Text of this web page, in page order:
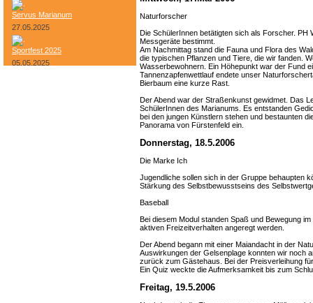
Servus Marianum
27.05.2025
Sportfest 2025
05.05.2025
Naturforscher
Die SchülerInnen betätigten sich als Forscher.
Messgeräte bestimmt.
Am Nachmittag stand die Fauna und Flora des
die typischen Pflanzen und Tiere, die wir fanden.
Wasserbewohnern. Ein Höhepunkt war der Fund
Tannenzapfenwettlauf endete unser
Bierbaum eine kurze Rast.
Der Abend war der Straßenkunst gewidmet. Das
SchülerInnen des Marianums. Es entstanden
bei den jungen Künstlern stehen und bestaunten
Panorama von Fürstenfeld ein.
Donnerstag, 18.5.2006
Die Marke Ich
Jugendliche sollen sich in der Gruppe behaupten
Stärkung des Selbstbewusstseins des
Baseball
Bei diesem Modul standen Spaß und Bewegung
aktiven Freizeitverhalten angeregt werden.
Der Abend begann mit einer Maiandacht in der
Auswirkungen der Gelsenplage konnten wir noch
zurück zum Gästehaus. Bei der Preisverleihung
Ein Quiz weckte die Aufmerksamkeit bis zum
Freitag, 19.5.2006